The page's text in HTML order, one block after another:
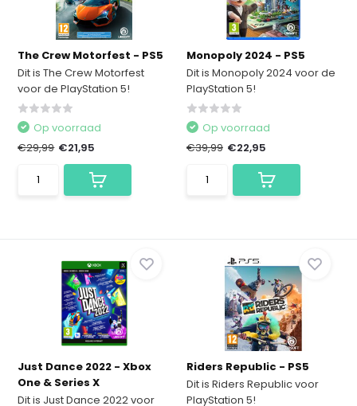
The Crew Motorfest - PS5
Dit is The Crew Motorfest
voor de PlayStation 5!
Op voorraad
€29,99 €21,95
Monopoly 2024 - PS5
Dit is Monopoly 2024 voor de
PlayStation 5!
Op voorraad
€39,99 €22,95
Just Dance 2022 - Xbox
One & Series X
Dit is Just Dance 2022 voor
Riders Republic - PS5
Dit is Riders Republic voor
PlayStation 5!